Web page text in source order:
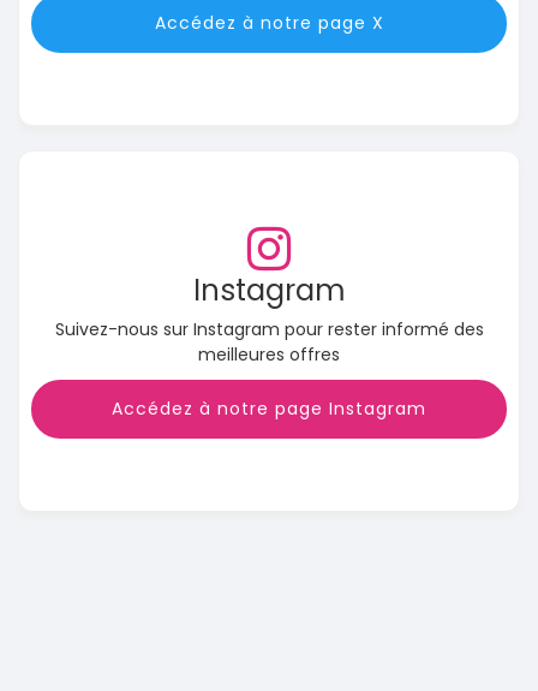
Accédez à notre page X
Instagram
Suivez-nous sur Instagram pour rester informé des
meilleures offres
Accédez à notre page Instagram